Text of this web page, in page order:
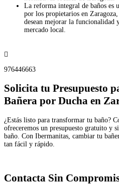
La reforma integral de baños es
por los propietarios en
desean mejorar la funcionalidad
mercado local.

976446663
Solicita tu Presupuesto
Bañera por Ducha en
¿Estás listo para transformar tu baño?
ofreceremos un presupuesto gratuito y
baño. Con Ibermanitas, cambiar tu
tan fácil y rápido.
Contacta Sin